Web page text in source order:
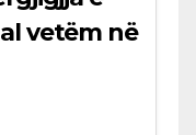
vetëm në